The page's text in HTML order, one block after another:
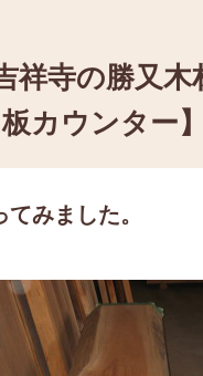
祥寺の勝又木
板カウンター】
みました。